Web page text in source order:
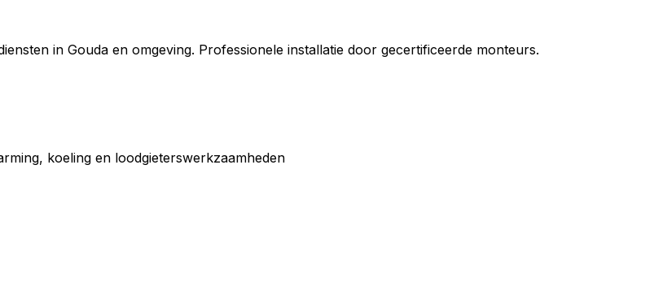
in Gouda en omgeving. Professionele installatie door gecertificeerde monteurs.
koeling en loodgieterswerkzaamheden